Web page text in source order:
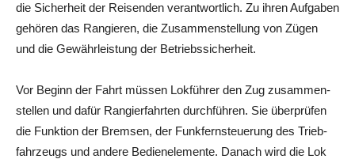
die Sicher­heit der Rei­sen­den ver­ant­wort­lich. Zu ihren Auf­ga­ben
gehö­ren das Ran­gie­ren, die Zusam­men­stel­lung von Zügen
und die Gewähr­leis­tung der Betriebssicherheit.
Vor Beginn der Fahrt müs­sen Lok­füh­rer den Zug zusam­men­
stel­len und dafür Ran­gier­fahr­ten durch­füh­ren. Sie über­prü­fen
die Funk­ti­on der Brem­sen, der Funk­fern­steue­rung des Trieb­
fahr­zeugs und ande­re Bedien­ele­men­te. Danach wird die Lok